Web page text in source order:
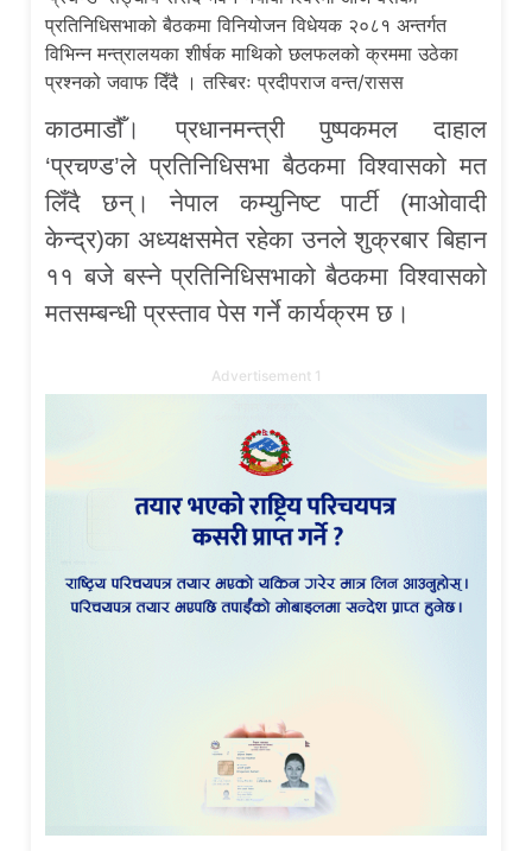
प्रतिनिधिसभाको बैठकमा विनियोजन विधेयक २०८१ अन्तर्गत
विभिन्न मन्त्रालयका शीर्षक माथिको छलफलको क्रममा उठेका
प्रश्नको जवाफ दिँदै । तस्बिरः प्रदीपराज वन्त/रासस
काठमाडौँ। प्रधानमन्त्री पुष्पकमल दाहाल
‘प्रचण्ड’ले प्रतिनिधिसभा बैठकमा विश्वासको मत
लिँदै छन्। नेपाल कम्युनिष्ट पार्टी (माओवादी
केन्द्र)का अध्यक्षसमेत रहेका उनले शुक्रबार बिहान
११ बजे बस्ने प्रतिनिधिसभाको बैठकमा विश्वासको
मतसम्बन्धी प्रस्ताव पेस गर्ने कार्यक्रम छ।
Advertisement 1